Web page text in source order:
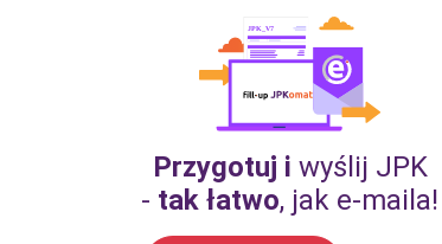
Przygotuj i wyślij JPK
- tak łatwo, jak e‑maila!